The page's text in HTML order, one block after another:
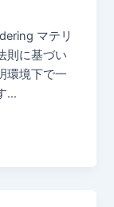
マテリ
則に基づい
環境下で一
…